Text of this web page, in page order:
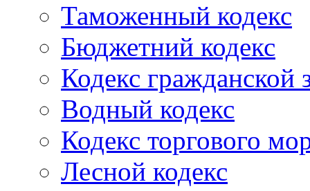
Таможенный кодекс
Бюджетний кодекс
Кодекс гражданской
Водный кодекс
Кодекс торгового
Лесной кодекс